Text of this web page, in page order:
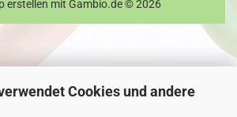
Cookies und andere
erstellen mit Gambio.de © 2026